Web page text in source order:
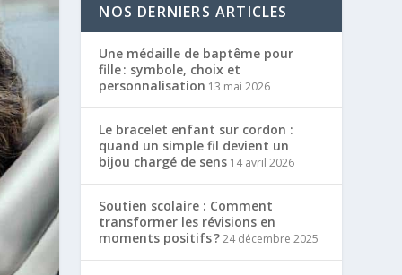
NOS DERNIERS ARTICLES
Une médaille de baptême pour
fille : symbole, choix et
personnalisation 13 mai 2026
Le bracelet enfant sur cordon :
quand un simple fil devient un
bijou chargé de sens 14 avril 2026
Soutien scolaire : Comment
transformer les révisions en
moments positifs ?24 décembre 2025